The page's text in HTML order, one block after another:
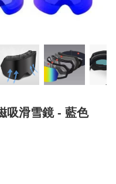
吸滑雪鏡 - 藍色